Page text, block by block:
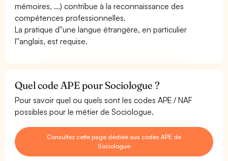
mémoires, ...) contribue à la reconnaissance des
compétences professionnelles.
La pratique d''une langue étrangère, en particulier
l''anglais, est requise.
Quel code APE pour Sociologue ?
Pour savoir quel ou quels sont les codes APE / NAF
possibles pour le métier de Sociologue.
Consultez cette page dédiée aux codes APE de
Sociologue